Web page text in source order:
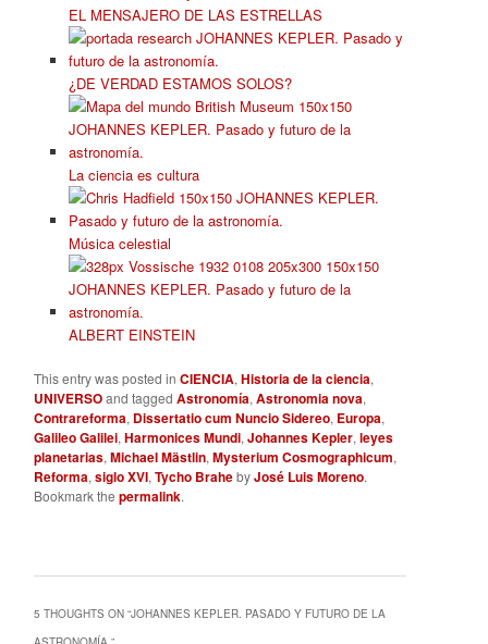
EL MENSAJERO DE LAS ESTRELLAS
¿DE VERDAD ESTAMOS SOLOS?
La ciencia es cultura
Música celestial
ALBERT EINSTEIN
This entry was posted in CIENCIA, Historia de la ciencia,
UNIVERSOand tagged Astronomía, Astronomia nova,
Contrareforma, Dissertatio cum Nuncio Sidereo, Europa,
Galileo Galilei, Harmonices Mundi, Johannes Kepler, leyes
planetarias, Michael Mästlin, Mysterium Cosmographicum,
Reforma, siglo XVI, Tycho BrahebyJosé Luis Moreno.
Bookmark the permalink.
5 THOUGHTS ON “JOHANNES KEPLER. PASADO Y FUTURO DE LA